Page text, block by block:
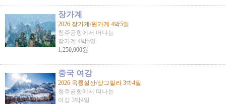
장가계
2026 장가계/원가계 4박5일
청주공항에서 떠나는
장가계 4박5일
1,250,000원
중국 여강
2026 옥룡설산/샹그릴라 3박4일
청주공항에서 떠나는
여강 3박4일